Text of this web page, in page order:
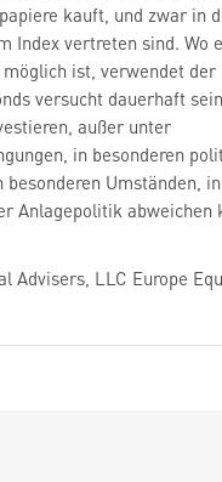
kauft, und zwar in
Index vertreten sind. Wo
ist, verwendet der
versucht dauerhaft
außer unter
in besonderen
Umständen,
Anlagepolitik abweichen
Advisers, LLC Europe